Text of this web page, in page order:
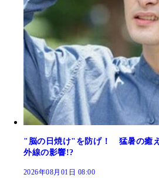
"脳の日焼け"を防げ！ 猛暑の癒
外線の影響!?
2026年08月01日 08:00